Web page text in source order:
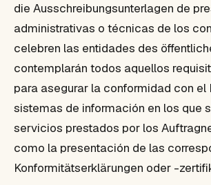
die Ausschreibungsunterlagen de
administrativas o técnicas de los
celebren las entidades des
contemplarán todos aquellos
para asegurar la conformidad con el
sistemas de información en los que
servicios prestados por los
como la presentación de las
Konformitätserklärungen oder -